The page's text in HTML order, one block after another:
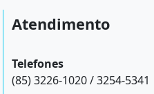
Atendimento
Telefones
(85) 3226-1020 / 3254-5341